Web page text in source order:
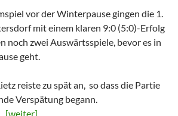
vor der Winterpause gingen die 1.
mit einem klaren 9:0 (5:0)-Erfolg
noch zwei Auswärtsspiele, bevor es in
geht.
reiste zu spät an, so dass die Partie
Verspätung begann.
[weiter]